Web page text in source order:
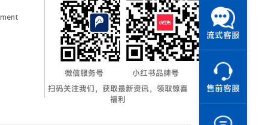
流式客服
售前客服
微信服务号
小红书品牌号
扫码关注我们，获取最新资讯，领取惊喜
福利